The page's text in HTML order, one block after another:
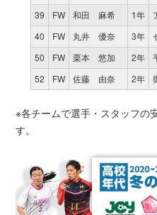
39
FW 和田 麻希 1年
40
FW 丸井 優奈 3年
50
FW 栗本 悠加 2年
52
FW 佐藤 由奈 2年
※各チームで選手・スタッフの
す。